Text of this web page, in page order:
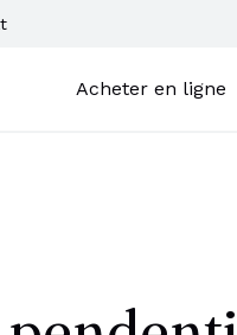
Acheter en ligne